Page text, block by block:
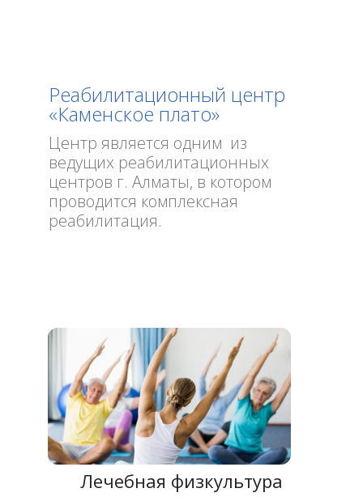
Реабилитационный центр
«Каменское плато»
Центр является одним из
ведущих реабилитационных
центров г. Алматы, в котором
проводится комплексная
реабилитация.
Лечебная физкультура